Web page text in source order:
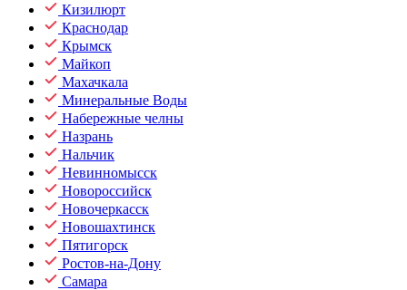
Кизилюрт
Краснодар
Крымск
Майкоп
Махачкала
Минеральные Воды
Набережные челны
Назрань
Нальчик
Невинномысск
Новороссийск
Новочеркасск
Новошахтинск
Пятигорск
Ростов-на-Дону
Самара